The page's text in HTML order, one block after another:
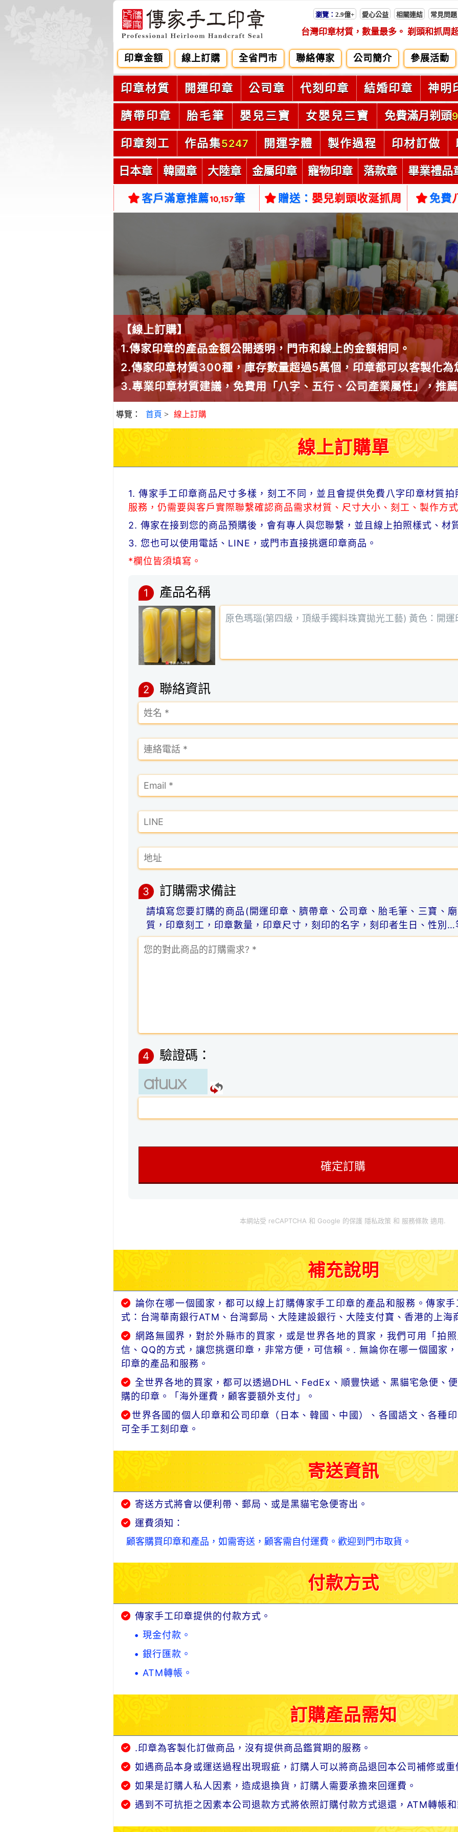
瀏覽： 2.9億+ 愛心公益 相關連結 常見問題
台灣印章材質，數量最多。 剃頭和抓周
印章金額 線上訂購 全省門市 聯絡傳家 公司簡介 參展活動
印章材質 開運印章 公司章 代刻印章 結婚印章 神明
臍帶印章 胎毛筆 嬰兒三寶 女嬰兒三寶 免費滿月剃頭
印章刻工 作品集5247 開運字體 製作過程 印材訂做
日本章 韓國章 大陸章 金屬印章 寵物印章 落款章 畢業禮品
客戶滿意推薦10,157筆 贈送： 嬰兒剃頭收涎抓周 免費
【線上訂購】
1.傳家印章的產品金額公開透明，門市和線上的金額相同。
2.傳家印章材質300種，庫存數量超過5萬個，印章都可以客製化為
3.專業印章材質建議，免費用「八字、五行、公司產業屬性」，推
導覽： 首頁 > 線上訂購
線上訂購單
1. 傳家手工印章商品尺寸多樣，刻工不同，並且會提供免費八字印章材質拍
服務，仍需要與客戶實際聯繫確認商品需求材質、尺寸大小、刻工、製作方
2. 傳家在接到您的商品預購後，會有專人與您聯繫，並且線上拍照樣式、材
3. 您也可以使用電話、LINE，或門市直接挑選印章商品。
*欄位皆須填寫。
1 產品名稱
2 聯絡資訊
3 訂購需求備註
請填寫您要訂購的商品(開運印章、臍帶章、公司章、胎毛筆、三寶、
質，印章刻工，印章數量，印章尺寸，刻印的名字，刻印者生日、性別…
4 驗證碼：
本網站受 reCAPTCHA 和 Google 的保護 隱私政策 和 服務條款 適用.
補充說明
論你在哪一個國家，都可以線上訂購傳家手工印章的產品和服務。傳家
式：台灣華南銀行ATM、台灣郵局、大陸建設銀行、大陸支付寶、香港的上
網路無國界，對於外縣市的買家，或是世界各地的買家，我們可用「拍
信、QQ的方式，讓您挑選印章，非常方便，可信賴。. 無論你在哪一個國家
印章的產品和服務。
全世界各地的買家，都可以透過DHL、FedEx、順豐快遞、黑貓宅急便、
購的印章。「海外運費，顧客要額外支付」。
世界各國的個人印章和公司印章（日本、韓國、中國）、各國語文、各種
可全手工刻印章。
寄送資訊
寄送方式將會以便利帶、郵局、或是黑貓宅急便寄出。
運費須知：
顧客購買印章和產品，如需寄送，顧客需自付運費。歡迎到門市取貨。
付款方式
傳家手工印章提供的付款方式。
• 現金付款。
• 銀行匯款。
• ATM轉帳。
訂購產品需知
.印章為客製化訂做商品，沒有提供商品鑑賞期的服務。
如遇商品本身或運送過程出現瑕疵，訂購人可以將商品退回本公司補修或
如果是訂購人私人因素，造成退換貨，訂購人需要承擔來回運費。
遇到不可抗拒之因素本公司退款方式將依照訂購付款方式退還，ATM轉帳